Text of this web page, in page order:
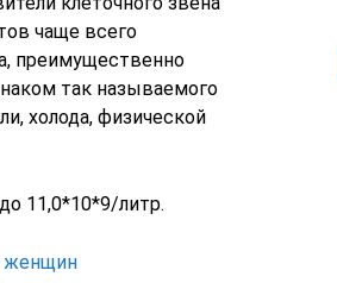
чаще всего
преимущественно
так называемого
холода, физической
11,0*10*9/литр.
женщин